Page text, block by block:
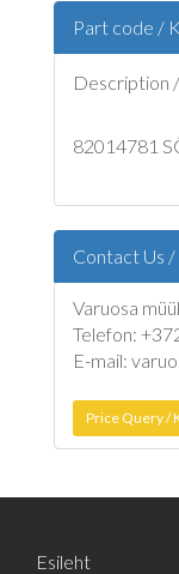
Part code /
Description
82014781
Contact Us
Varuosa
Telefon:
E-mail:
Price Query /
Esileht